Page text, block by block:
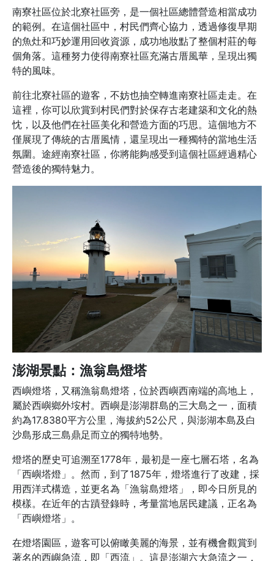
南寮社區位於北寮社區旁，是一個社區總體營造相當成功
的範例。在這個社區中，村民們齊心協力，透過修復早期
的魚灶和巧妙運用回收資源，成功地妝點了整個村莊的每
個角落。這種努力使得南寮社區充滿古厝風華，呈現出獨
特的風味。
前往北寮社區的遊客，不妨也抽空轉進南寮社區走走。在
這裡，你可以欣賞到村民們對於保存古老建築和文化的熱
忱，以及他們在社區美化和營造方面的巧思。這個地方不
僅展現了傳統的古厝風情，還呈現出一種獨特的當地生活
氛圍。途經南寮社區，你將能夠感受到這個社區經過精心
營造後的獨特魅力。
澎湖景點：漁翁島燈塔
西嶼燈塔，又稱漁翁島燈塔，位於西嶼西南端的高地上，
屬於西嶼鄉外垵村。西嶼是澎湖群島的三大島之一，面積
約為17.8380平方公里，海拔約52公尺，與澎湖本島及白
沙島形成三島鼎足而立的獨特地勢。
燈塔的歷史可追溯至1778年，最初是一座七層石塔，名為
「西嶼塔燈」。然而，到了1875年，燈塔進行了改建，採
用西洋式構造，並更名為「漁翁島燈塔」，即今日所見的
模樣。在近年的古蹟登錄時，考量當地居民建議，正名為
「西嶼燈塔」。
在燈塔園區，遊客可以俯瞰美麗的海景，並有機會觀賞到
著名的西嶼急流，即「西流」。這是澎湖六大急流之一，